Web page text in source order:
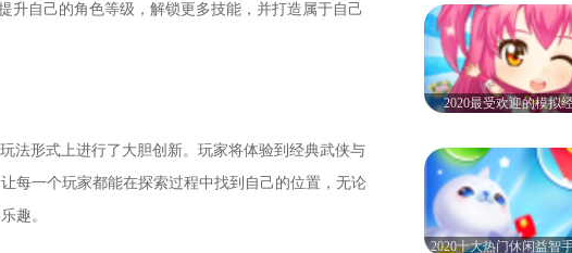
升自己的角色等级，解锁更多技能，并打造属于自己
法形式上进行了大胆创新。玩家将体验到经典武侠与
每一个玩家都能在探索过程中找到自己的位置，无论
趣。
2020最受欢迎的模拟
2020十大热门休闲益智